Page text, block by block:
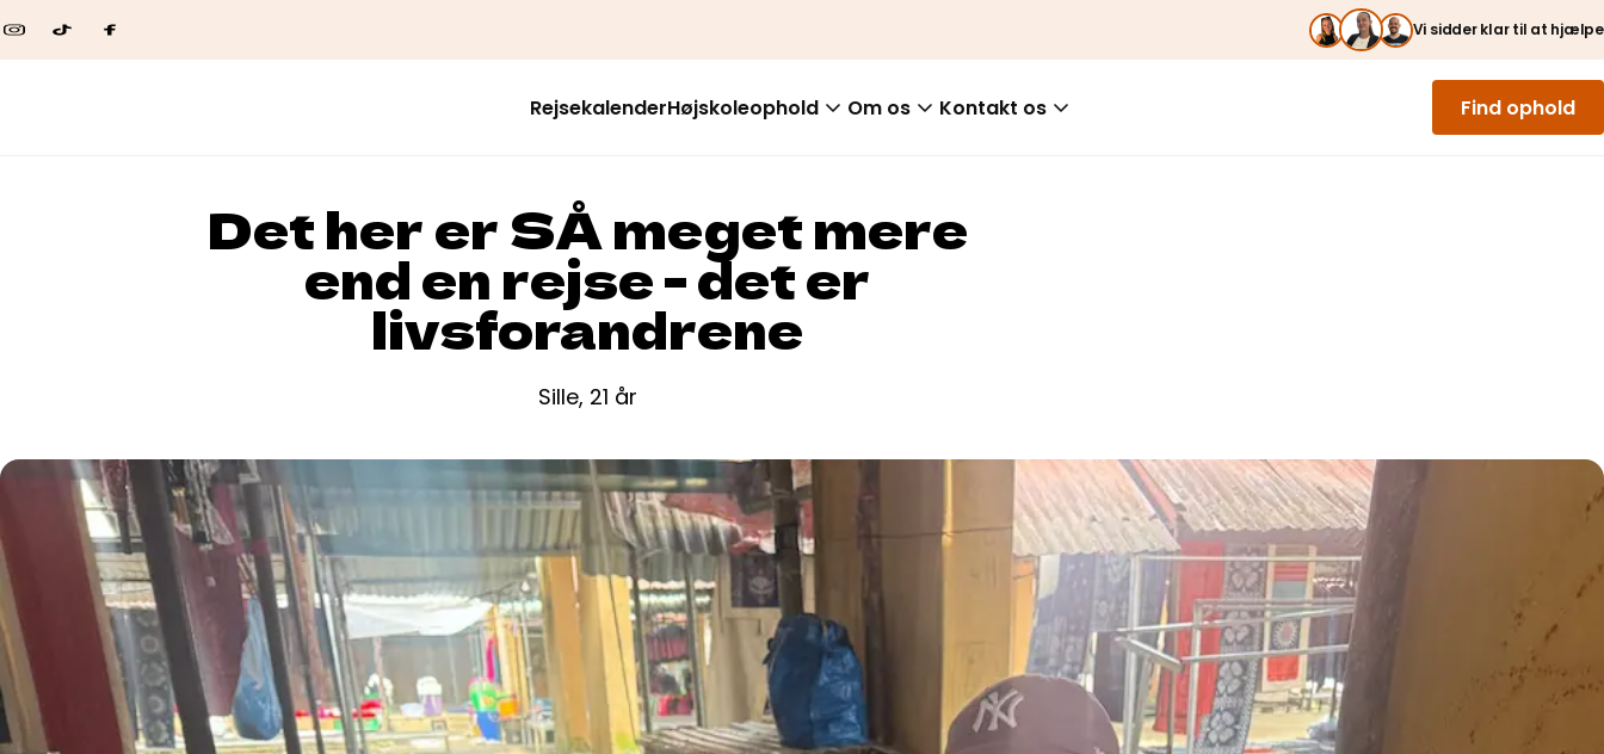
Vi sidder klar til at hjælpe
RejsekalenderHøjskoleophold Om os Kontakt os Find ophold
Det her er SÅ meget mere
end en rejse - det er
livsforandrene
Sille, 21 år